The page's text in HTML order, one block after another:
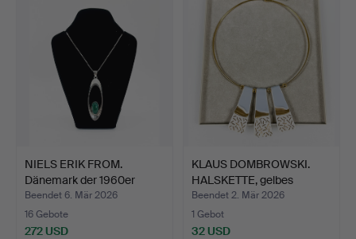
NIELS ERIK FROM.
Dänemark der 1960er
Jahre…
Beendet 6. Mär 2026
16 Gebote
272 USD
KLAUS DOMBROWSKI.
HALSKETTE, gelbes
Metall…
Beendet 2. Mär 2026
1 Gebot
32 USD